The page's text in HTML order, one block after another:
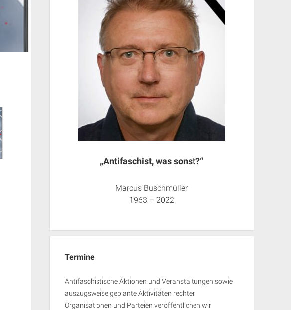
„Antifaschist, was sonst?“
Marcus Buschmüller
1963 – 2022
Termine
Antifaschistische Aktionen und Veranstaltungen sowie
auszugsweise geplante Aktivitäten rechter
Organisationen und Parteien veröffentlichen wir